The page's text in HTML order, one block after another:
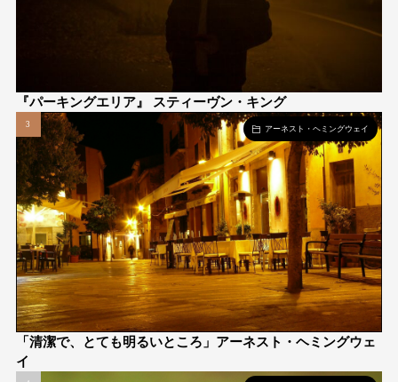
『パーキングエリア』 スティーヴン・キング
アーネスト・ヘミングウェイ
「清潔で、とても明るいところ」アーネスト・ヘミングウェ
イ